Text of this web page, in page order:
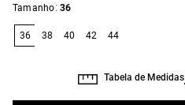
Tamanho: 36
36 38 40 42 44
Tabela de Medidas